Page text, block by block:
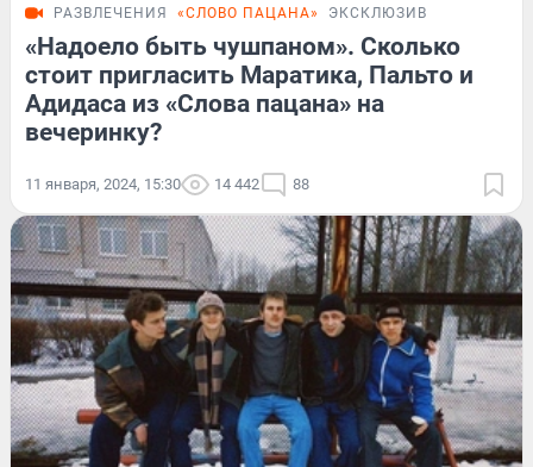
РАЗВЛЕЧЕНИЯ «СЛОВО ПАЦАНА» ЭКСКЛЮЗИВ
«Надоело быть чушпаном». Сколько
стоит пригласить Маратика, Пальто и
Адидаса из «Слова пацана» на
вечеринку?
11 января, 2024, 15:30 14 442 88